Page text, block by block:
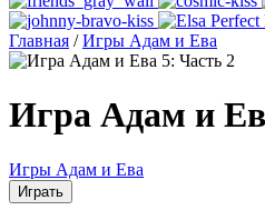
Главная / Игры Адам и Ева
Игра Адам и
Игры Адам и Ева
Играть